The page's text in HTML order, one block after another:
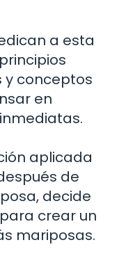
a esta
conceptos
en
aplicada
de
decide
crear un
mariposas.